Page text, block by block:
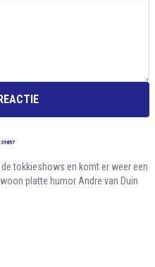
39857
tokkieshows en komt er weer een
platte humor Andre van Duin